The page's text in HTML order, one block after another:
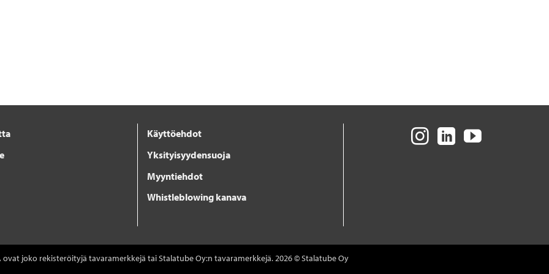
Käyttöehdot
Yksityisyydensuoja
Myyntiehdot
Whistleblowing kanava
ovat joko rekisteröityjä tavaramerkkejä tai Stalatube Oy:n tavaramerkkejä. 2026 © Stalatube Oy